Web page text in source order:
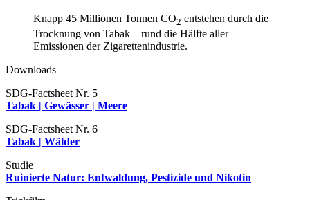
Knapp 45 Millionen Tonnen CO2 entstehen durch die
Trocknung von Tabak – rund die Hälfte aller
Emissionen der Zigarettenindustrie.
Downloads
SDG-Factsheet Nr. 5
Tabak | Gewässer | Meere
SDG-Factsheet Nr. 6
Tabak | Wälder
Studie
Ruinierte Natur: Entwaldung, Pestizide und Nikotin